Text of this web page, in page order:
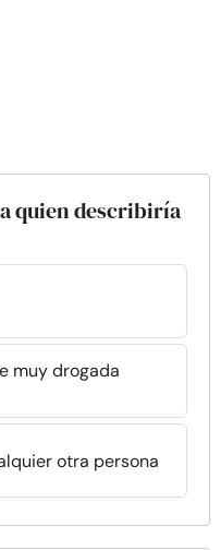
a quien describiría
muy drogada
otra persona